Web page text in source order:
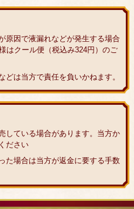
原因で液漏れなどが発生する場合
はクール便（税込み324円）のご
どは当方で責任を負いかねます。
している場合があります。当方か
ださい
た場合は当方が返金に要する手数